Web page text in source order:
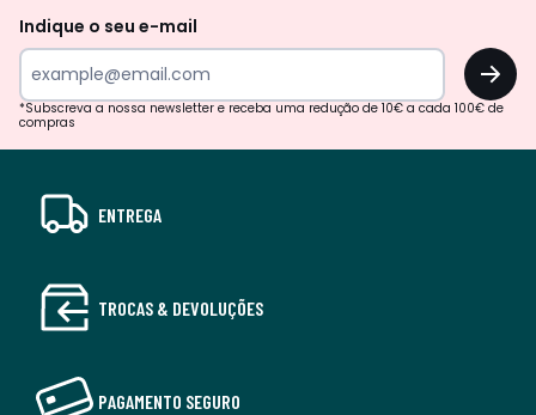
Indique o seu e-mail
OK
*Subscreva a nossa newsletter e receba uma redução de 10€ a cada 100€ de
compras
ENTREGA
TROCAS & DEVOLUÇÕES
PAGAMENTO SEGURO